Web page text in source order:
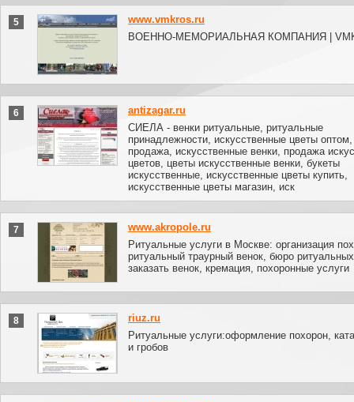
5
www.vmkros.ru
ВОЕННО-МЕМОРИАЛЬНАЯ КОМПАНИЯ |
6
antizagar.ru
СИЕЛА - венки ритуальные, ритуальные
принадлежности, искусственные цветы
продажа, искусственные венки, продажа
цветов, цветы искусственные венки, букеты
искусственные, искусственные цветы купить,
искусственные цветы магазин, иск
7
www.akropole.ru
Ритуальные услуги в Москве: организация
ритуальный траурный венок, бюро
заказать венок, кремация, похоронные услуги
8
riuz.ru
Ритуальные услуги:оформление похорон,
и гробов